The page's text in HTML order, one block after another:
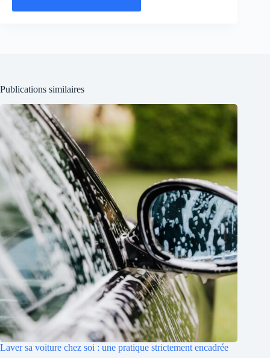
Publications similaires
Laver sa voiture chez soi : une pratique strictement encadrée